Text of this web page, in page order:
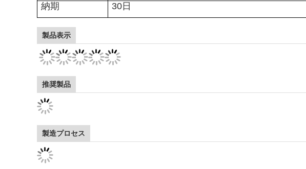
納期
30日
製品表示
推奨製品
製造プロセス